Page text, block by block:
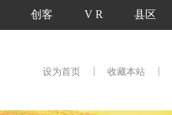
创客 V R 县区
设为首页 收藏本站